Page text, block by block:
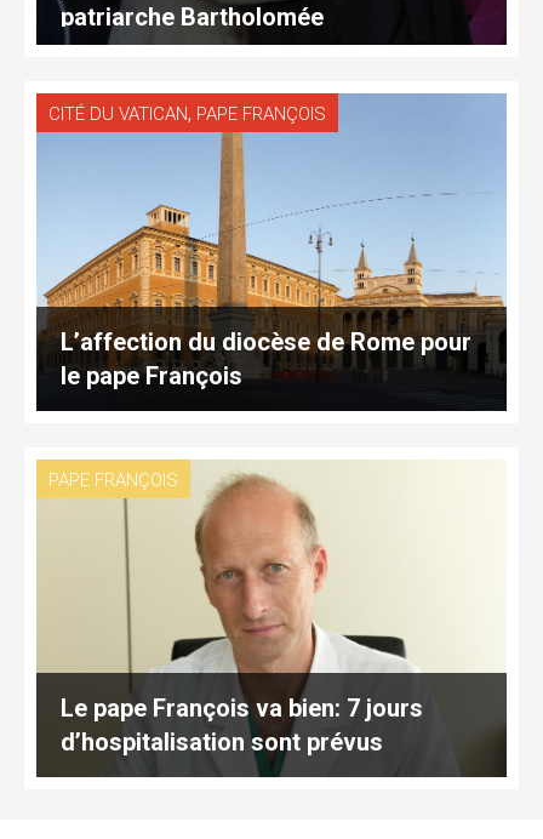
patriarche Bartholomée
CITÉ DU VATICAN, PAPE FRANÇOIS
L’affection du diocèse de Rome pour
le pape François
PAPE FRANÇOIS
Le pape François va bien: 7 jours
d’hospitalisation sont prévus